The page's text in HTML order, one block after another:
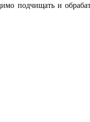
подчищать и